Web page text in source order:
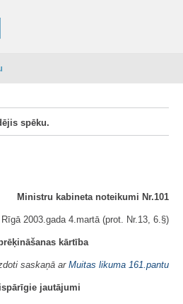
spēku.
Ministru kabineta noteikumi Nr.101
Rīgā 2003.gada 4.martā (prot. Nr.13, 6.§)
kārtība
saskaņā ar Muitas likuma 161.pantu
jautājumi